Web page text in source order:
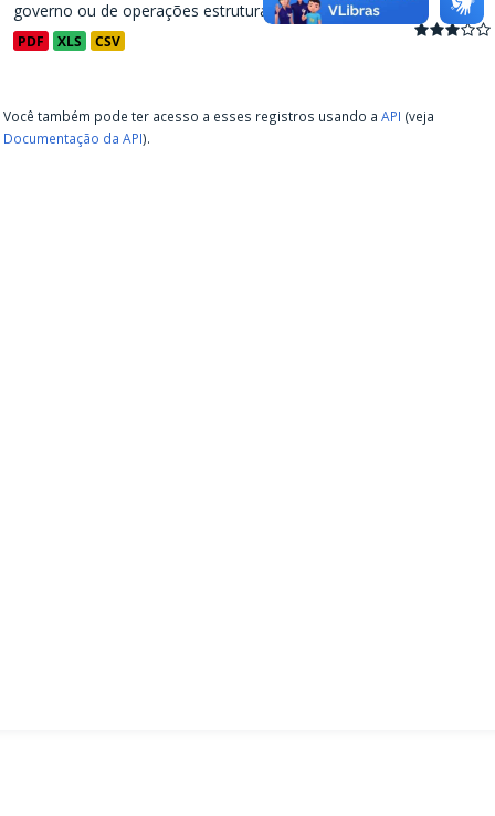
governo ou de operações estruturadas, a partir de...
PDF XLS CSV
Você também pode ter acesso a esses registros usando a API (veja
Documentação da API).